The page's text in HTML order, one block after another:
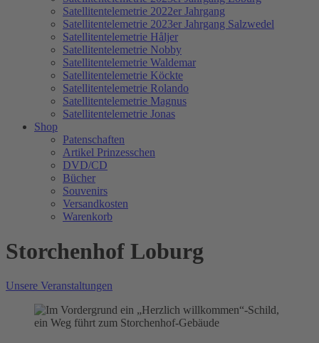
Satellitentelemetrie 2022er Jahrgang
Satellitentelemetrie 2023er Jahrgang Salzwedel
Satellitentelemetrie Håljer
Satellitentelemetrie Nobby
Satellitentelemetrie Waldemar
Satellitentelemetrie Köckte
Satellitentelemetrie Rolando
Satellitentelemetrie Magnus
Satellitentelemetrie Jonas
Shop
Patenschaften
Artikel Prinzesschen
DVD/CD
Bücher
Souvenirs
Versandkosten
Warenkorb
Storchenhof Loburg
Unsere Veranstaltungen